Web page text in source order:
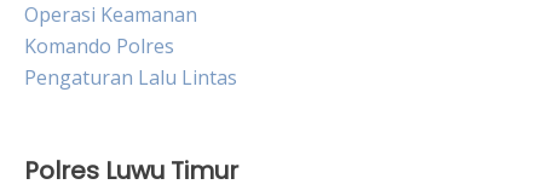
Operasi Keamanan
Komando Polres
Pengaturan Lalu Lintas
Polres Luwu Timur